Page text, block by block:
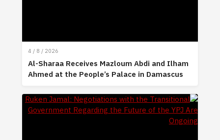
4 / 8 / 2026
Al-Sharaa Receives Mazloum Abdi and Ilham
Ahmed at the People’s Palace in Damascus